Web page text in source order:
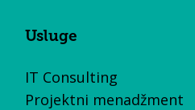
Usluge
IT Consulting
Projektni menadžment